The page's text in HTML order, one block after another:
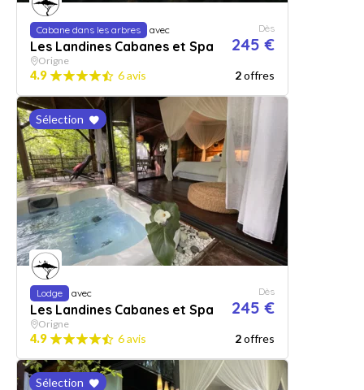
Cabane dans les arbres avec
Les Landines Cabanes et Spa
Dès
245 €
Origne
4.9 6 avis 2offres
Sélection
Lodge avec
Les Landines Cabanes et Spa
Dès
245 €
Origne
4.9 6 avis 2offres
Sélection